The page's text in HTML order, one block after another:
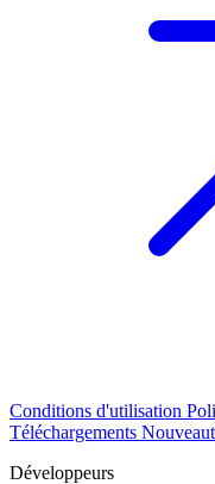
Conditions d'utilisation
Téléchargements
Développeurs